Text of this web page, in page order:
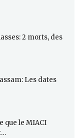
2 morts, des
Les dates
que le MIACI